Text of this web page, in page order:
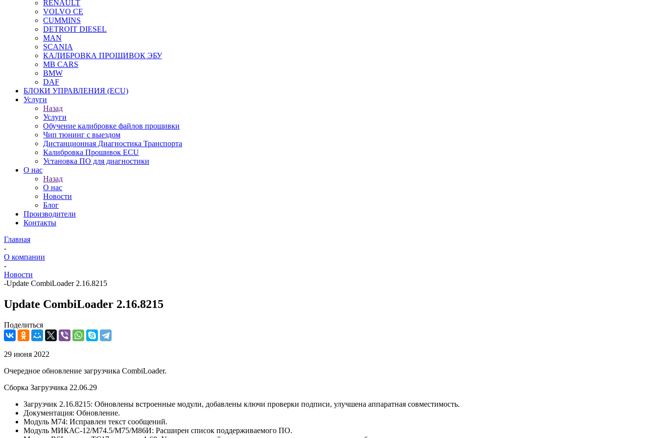
RENAULT
VOLVO CE
CUMMINS
DETROIT DIESEL
MAN
SCANIA
КАЛИБРОВКА ПРОШИВОК ЭБУ
MB CARS
BMW
DAF
БЛОКИ УПРАВЛЕНИЯ (ECU)
Услуги
Назад
Услуги
Обучение калибровке файлов прошивки
Чип тюнинг с выездом
Дистанционная Диагностика Транспорта
Калибровка Прошивок ECU
Установка ПО для диагностики
О нас
Назад
О нас
Новости
Блог
Производители
Контакты
Главная
-
О компании
-
Новости
-Update CombiLoader 2.16.8215
Update CombiLoader 2.16.8215
Поделиться
29 июня 2022
Очередное обновление загрузчика CombiLoader.
Сборка Загрузчика 22.06.29
Загрузчик 2.16.8215: Обновлены встроенные модули, добавлены ключи проверки подписи, улучшена аппаратная совместимость.
Документация: Обновление.
Модуль М74: Исправлен текст сообщений.
Модуль МИКАС-12/M74.5/M75/М86И: Расширен список поддерживаемого ПО.